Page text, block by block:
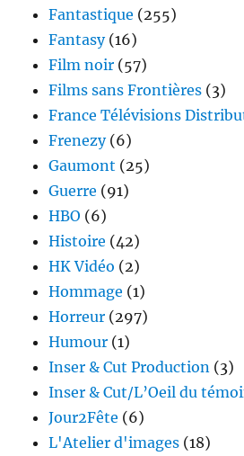
Fantastique (255)
Fantasy(16)
Film noir (57)
Films sans Frontières (3)
France Télévisions
Frenezy(6)
Gaumont (25)
Guerre (91)
HBO (6)
Histoire (42)
HK Vidéo (2)
Hommage (1)
Horreur (297)
Humour (1)
Inser & Cut Production (3)
Inser & Cut/L’Oeil du
Jour2Fête (6)
L'Atelier d'images (18)